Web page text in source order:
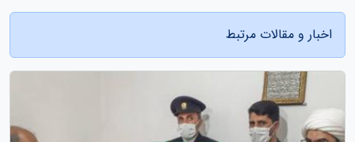
اخبار و مقالات مرتبط